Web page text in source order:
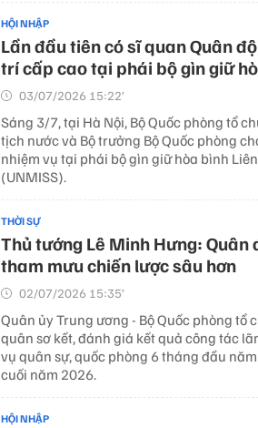
HỘI NHẬP
Lần đầu tiên có sĩ quan Quân
trí cấp cao tại phái bộ gìn giữ
03/07/2026 15:22’
Sáng 3/7, tại Hà Nội, Bộ Quốc phòng tổ
tịch nước và Bộ trưởng Bộ Quốc phòng
nhiệm vụ tại phái bộ gìn giữ hòa bình
(UNMISS).
THỜI SỰ
Thủ tướng Lê Minh Hưng: Quân
tham mưu chiến lược sâu hơn
02/07/2026 15:35’
Quân ủy Trung ương - Bộ Quốc phòng tổ
quân sơ kết, đánh giá kết quả công tác
vụ quân sự, quốc phòng 6 tháng đầu
cuối năm 2026.
HỘI NHẬP